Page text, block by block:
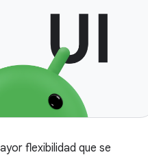
flexibilidad que se